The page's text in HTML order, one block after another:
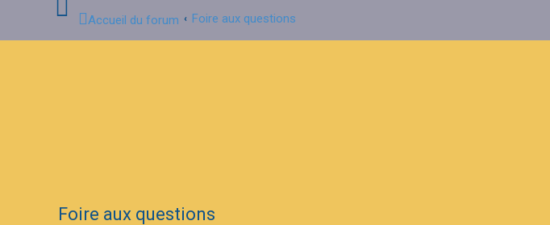
Accueil du forum Foire aux questions
Foire aux questions